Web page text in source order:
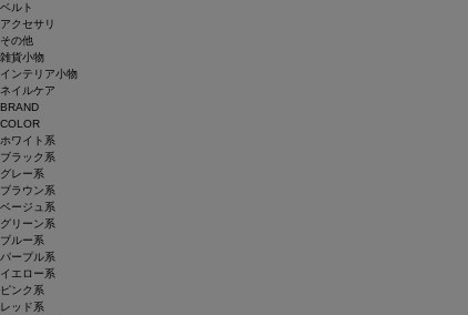
ベルト
アクセサリ
その他
雑貨小物
インテリア小物
ネイルケア
BRAND
COLOR
ホワイト系
ブラック系
グレー系
ブラウン系
ベージュ系
グリーン系
ブルー系
パープル系
イエロー系
ピンク系
レッド系